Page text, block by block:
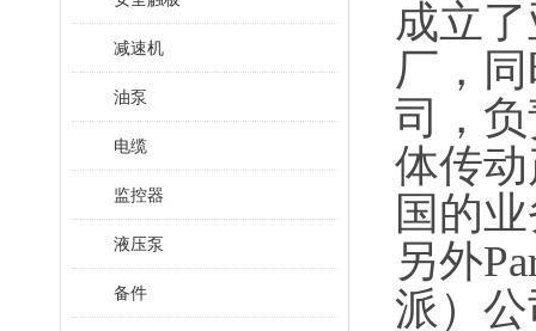
减速机
油泵
电缆
监控器
液压泵
备件
成立
厂，
司，
体传
国的
另外
派）